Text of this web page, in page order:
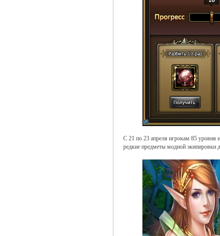
С 21 по 23 апреля игрокам 85 уровня
редкие предметы модной экипировки